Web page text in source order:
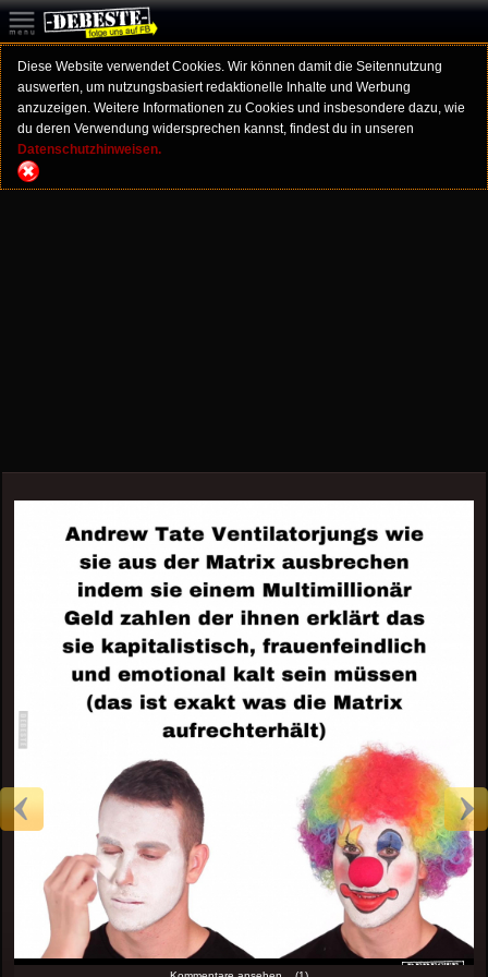
Diese Website verwendet Cookies. Wir können damit die Seitennutzung
auswerten, um nutzungsbasiert redaktionelle Inhalte und Werbung
anzuzeigen. Weitere Informationen zu Cookies und insbesondere dazu, wie
du deren Verwendung widersprechen kannst, findest du in unseren
Datenschutzhinweisen.